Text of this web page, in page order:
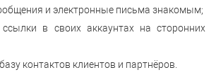
и электронные письма знакомым;
ссылки в своих аккаунтах на сторонних
контактов клиентов и партнёров.